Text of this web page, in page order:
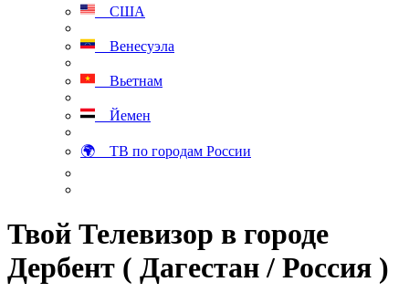
США
Венесуэла
Вьетнам
Йемен
🌍 ТВ по городам России
Твой Телевизор в городе
Дербент ( Дагестан / Россия )